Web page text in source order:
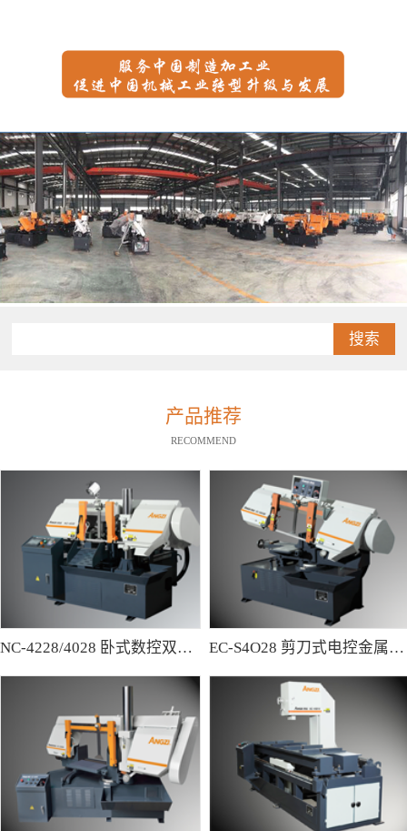
搜索
产品推荐
RECOMMEND
NC-4228/4028 卧式数控双柱型带锯床 EC-S4O28 剪刀式电控金属带锯床